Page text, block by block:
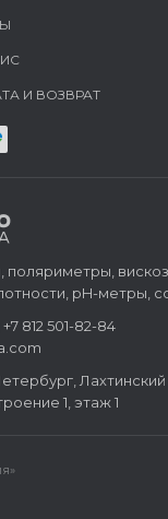
И ВОЗВРАТ
pH-метры,
812 501-82-84
Лахтинский
1, этаж 1